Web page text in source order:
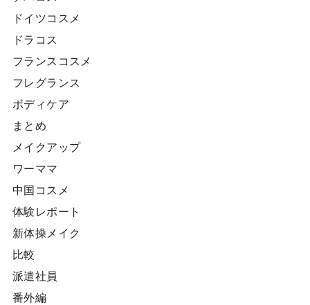
ドイツコスメ
ドラコス
フランスコスメ
フレグランス
ボディケア
まとめ
メイクアップ
ワーママ
中国コスメ
体験レポート
新体操メイク
比較
派遣社員
番外編